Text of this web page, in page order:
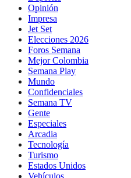
Opinión
Impresa
Jet Set
Elecciones 2026
Foros Semana
Mejor Colombia
Semana Play
Mundo
Confidenciales
Semana TV
Gente
Especiales
Arcadia
Tecnología
Turismo
Estados Unidos
Vehículos